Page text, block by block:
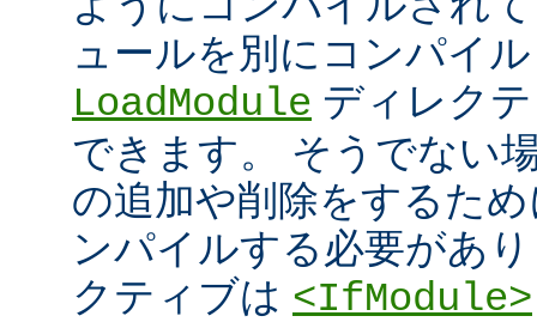
ュールを別にコンパイ
LoadModule ディレク
できます。 そうでない
の追加や削除をするた
ンパイルする必要があ
クティブは <IfModule>